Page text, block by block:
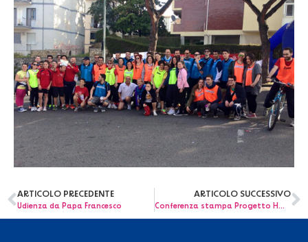
ARTICOLO PRECEDENTE
Udienza da Papa Francesco
ARTICOLO SUCCESSIVO
Conferenza stampa Progetto HOME – Trenta Ore per la Vita